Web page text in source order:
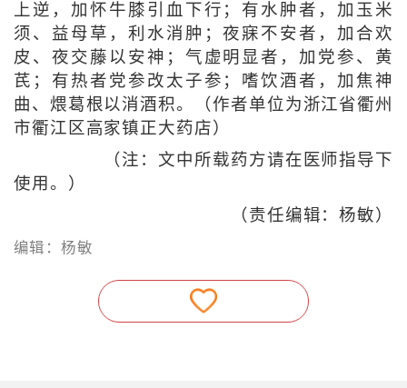
上逆，加怀牛膝引血下行；有水肿者，加玉米
须、益母草，利水消肿；夜寐不安者，加合欢
皮、夜交藤以安神；气虚明显者，加党参、黄
芪；有热者党参改太子参；嗜饮酒者，加焦神
曲、煨葛根以消酒积。（作者单位为浙江省衢州
市衢江区高家镇正大药店）
（注：文中所载药方请在医师指导下
使用。）
（责任编辑：杨敏）
编辑：杨敏